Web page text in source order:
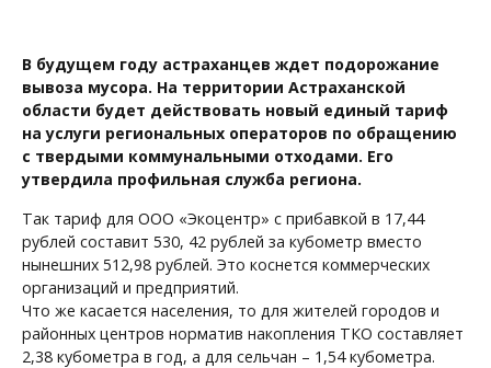
В будущем году астраханцев ждет подорожание
вывоза мусора. На территории Астраханской
области будет действовать новый единый тариф
на услуги региональных операторов по обращению
с твердыми коммунальными отходами. Его
утвердила профильная служба региона.
Так тариф для ООО «Экоцентр» с прибавкой в 17,44
рублей составит 530, 42 рублей за кубометр вместо
нынешних 512,98 рублей. Это коснется коммерческих
организаций и предприятий.
Что же касается населения, то для жителей городов и
районных центров норматив накопления ТКО составляет
2,38 кубометра в год, а для сельчан – 1,54 кубометра.